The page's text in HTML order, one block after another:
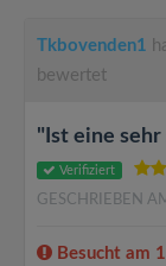
Tkbovenden1
bewertet
"Ist eine
Verifiziert
GESCHRIEBEN
Besucht am